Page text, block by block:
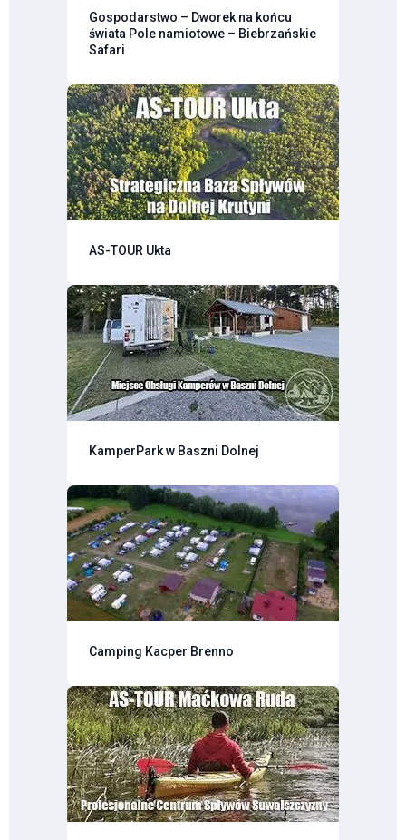
Gospodarstwo – Dworek na końcu
świata Pole namiotowe – Biebrzańskie
Safari
AS-TOUR Ukta
KamperPark w Baszni Dolnej
Camping Kacper Brenno